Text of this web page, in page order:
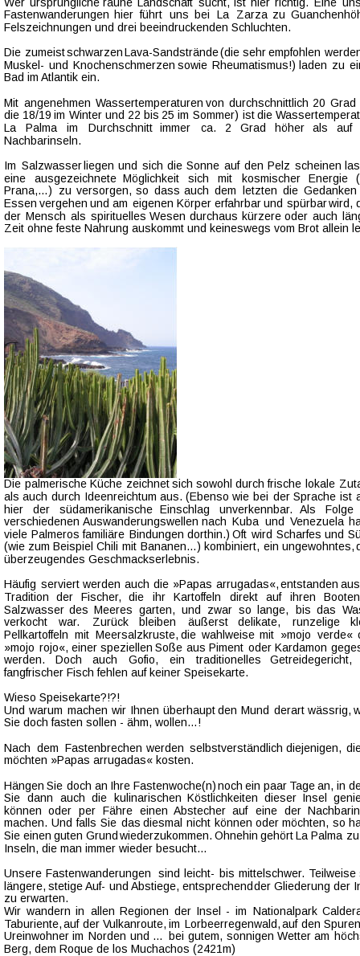
Fastenwanderungen hier führt uns bei La Zarza zu
Felszeichnungen und drei beeindruckenden Schluchten.
Die zumeist schwarzen Lava-Sandstrände (die sehr empfohlen
Muskel- und Knochenschmerzen sowie Rheumatismus!) laden zu
Bad im Atlantik ein.
Mit angenehmen Wassertemperaturen von durchschnittlich 20
die 18/19 im Winter und 22 bis 25 im Sommer) ist die
La Palma im Durchschnitt immer ca. 2 Grad höher als
Nachbarinseln.
Im Salzwasser liegen und sich die Sonne auf den Pelz scheinen
eine ausgezeichnete Möglichkeit sich mit kosmischer Energie
Prana,…) zu versorgen, so dass auch dem letzten die
Essen vergehen und am eigenen Körper erfahrbar und spürbar wird,
der Mensch als spirituelles Wesen durchaus kürzere oder auch
Zeit ohne feste Nahrung auskommt und keineswegs vom Brot allein
Die palmerische Küche zeichnet sich sowohl durch frische lokale
als auch durch Ideenreichtum aus. (Ebenso wie bei der Sprache ist
hier der südamerikanische Einschlag unverkennbar. Als
verschiedenen Auswanderungswellen nach Kuba und Venezuela
viele Palmeros familiäre Bindungen dorthin.) Oft wird Scharfes und
(wie zum Beispiel Chili mit Bananen…) kombiniert, ein ungewohntes,
überzeugendes Geschmackserlebnis.
Häufig serviert werden auch die »Papas arrugadas«, entstanden
Tradition der Fischer, die ihr Kartoffeln direkt auf ihren
Salzwasser des Meeres garten, und zwar so lange, bis das
verkocht war. Zurück bleiben äußerst delikate, runzelige
Pellkartoffeln mit Meersalzkruste, die wahlweise mit »mojo verde«
»mojo rojo«, einer speziellen Soße aus Piment oder Kardamon
werden. Doch auch Gofio, ein traditionelles
fangfrischer Fisch fehlen auf keiner Speisekarte.
Wieso Speisekarte?!?!
Und warum machen wir Ihnen überhaupt den Mund derart wässrig,
Sie doch fasten sollen - ähm, wollen…!
Nach dem Fastenbrechen werden selbstverständlich diejenigen,
möchten »Papas arrugadas« kosten.
Hängen Sie doch an Ihre Fastenwoche(n) noch ein paar Tage an, in
Sie dann auch die kulinarischen Köstlichkeiten dieser Insel
können oder per Fähre einen Abstecher auf eine der
machen. Und falls Sie das diesmal nicht können oder möchten, so
Sie einen guten Grund wiederzukommen. Ohnehin gehört La Palma
Inseln, die man immer wieder besucht…
Unsere Fastenwanderungen sind leicht- bis mittelschwer.
längere, stetige Auf- und Abstiege, entsprechend der Gliederung der
zu erwarten.
Wir wandern in allen Regionen der Insel - im Nationalpark
Taburiente, auf der Vulkanroute, im Lorbeerregenwald, auf den
Ureinwohner im Norden und … bei gutem, sonnigen Wetter am
Berg, dem Roque de los Muchachos (2421m)